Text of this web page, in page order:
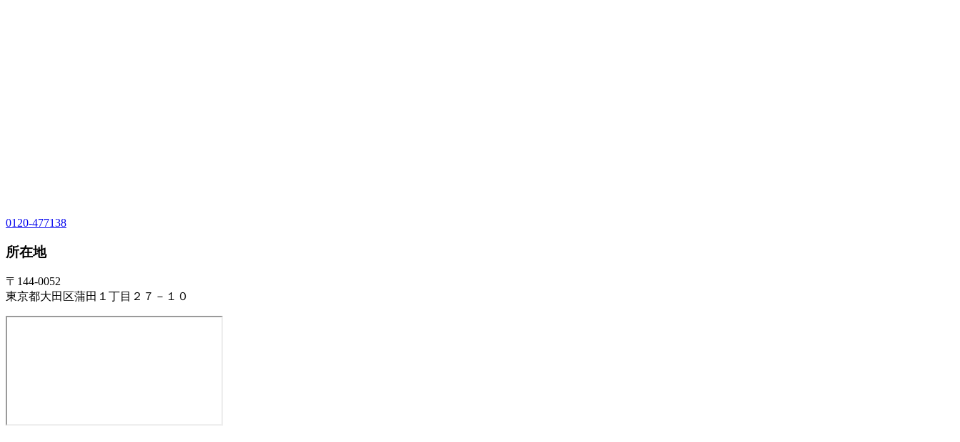
0120-477138
所在地
〒144-0052
東京都大田区蒲田１丁目２７－１０